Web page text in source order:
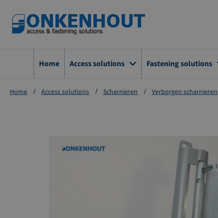
Home Access solutions Fastening solutions
Home Access solutions Scharnieren Verborgen scharnieren
naar